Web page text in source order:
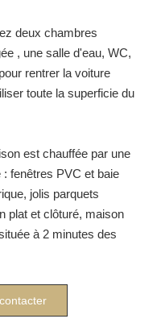
deux chambres
, une salle d'eau, WC,
rentrer la voiture
toute la superficie du
est chauffée par une
: fenêtres PVC et baie
jolis parquets
plat et clôturé, maison
à 2 minutes des